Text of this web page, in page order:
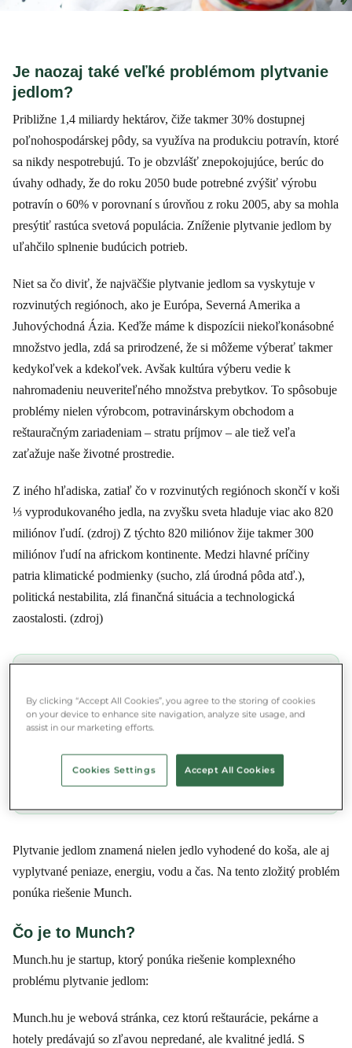
Je naozaj také veľké problémom plytvanie
jedlom?
Približne 1,4 miliardy hektárov, čiže takmer 30% dostupnej
poľnohospodárskej pôdy, sa využíva na produkciu potravín, ktoré
sa nikdy nespotrebujú. To je obzvlášť znepokojujúce, berúc do
úvahy odhady, že do roku 2050 bude potrebné zvýšiť výrobu
potravín o 60% v porovnaní s úrovňou z roku 2005, aby sa mohla
presýtiť rastúca svetová populácia. Zníženie plytvanie jedlom by
uľahčilo splnenie budúcich potrieb.
Niet sa čo diviť, že najväčšie plytvanie jedlom sa vyskytuje v
rozvinutých regiónoch, ako je Európa, Severná Amerika a
Juhovýchodná Ázia. Keďže máme k dispozícii niekoľkonásobné
množstvo jedla, zdá sa prirodzené, že si môžeme výberať takmer
kedykoľvek a kdekoľvek. Avšak kultúra výberu vedie k
nahromadeniu neuveriteľného množstva prebytkov. To spôsobuje
problémy nielen výrobcom, potravinárskym obchodom a
reštauračným zariadeniam – stratu príjmov – ale tiež veľa
zaťažuje naše životné prostredie.
Z iného hľadiska, zatiaľ čo v rozvinutých regiónoch skončí v koši
⅓ vyprodukovaného jedla, na zvyšku sveta hladuje viac ako 820
miliónov ľudí. (zdroj) Z týchto 820 miliónov žije takmer 300
miliónov ľudí na africkom kontinente. Medzi hlavné príčiny
patria klimatické podmienky (sucho, zlá úrodná pôda atď.),
politická nestabilita, zlá finančná situácia a technologická
zaostalosti. (zdroj)
Ušetri a konaj zároveň
Stiahni si Munch aplikáciu a zachráň jedlo vo
App Store Google Play
Plytvanie jedlom znamená nielen jedlo vyhodené do koša, ale aj
vyplytvané peniaze, energiu, vodu a čas. Na tento zložitý problém
ponúka riešenie Munch.
Čo je to Munch?
Munch.hu je startup, ktorý ponúka riešenie komplexného
problému plytvanie jedlom:
Munch.hu je webová stránka, cez ktorú reštaurácie, pekárne a
hotely predávajú so zľavou nepredané, ale kvalitné jedlá. S
By clicking “Accept All Cookies”, you agree to the storing of cookies
on your device to enhance site navigation, analyze site usage, and
assist in our marketing efforts.
Cookies Settings Accept All Cookies